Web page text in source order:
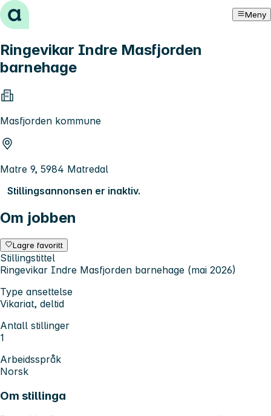
Hopp til innhold Meny
Ringevikar Indre Masfjorden
barnehage
Masfjorden kommune
Matre 9, 5984 Matredal
Stillingsannonsen er inaktiv.
Om jobben
Lagre favoritt
Stillingstittel
Ringevikar Indre Masfjorden barnehage (mai 2026)
Type ansettelse
Vikariat, deltid
Antall stillinger
1
Arbeidsspråk
Norsk
Om stillinga